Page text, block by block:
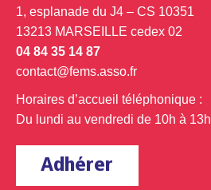
1, esplanade du J4 – CS 10351
13213 MARSEILLE cedex 02
04 84 35 14 87
contact@fems.asso.fr
Horaires d’accueil téléphonique :
Du lundi au vendredi de 10h à 13h
Adhérer